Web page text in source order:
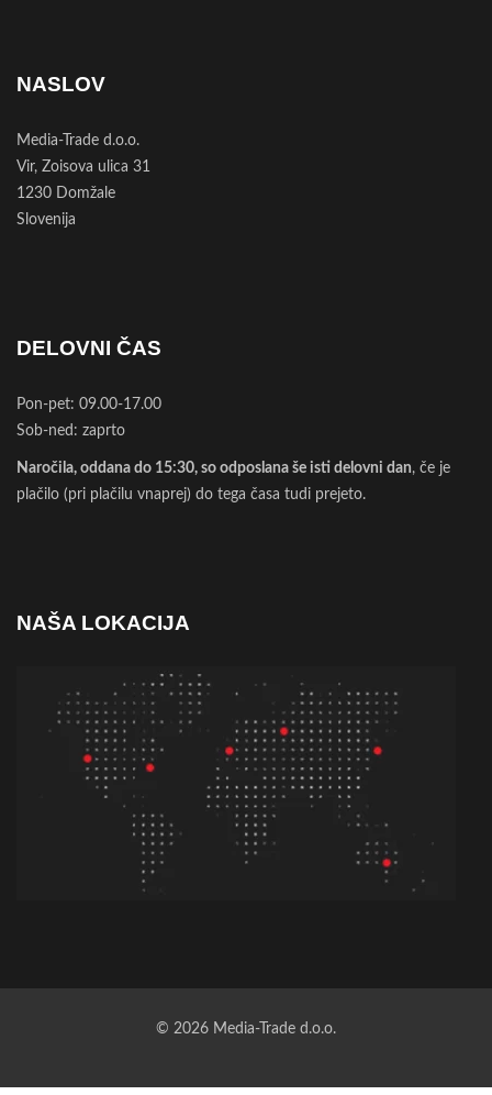
NASLOV
Media-Trade d.o.o.
Vir, Zoisova ulica 31
1230 Domžale
Slovenija
DELOVNI ČAS
Pon-pet: 09.00-17.00
Sob-ned: zaprto
Naročila, oddana do 15:30, so odposlana še isti delovni dan, če je
plačilo (pri plačilu vnaprej) do tega časa tudi prejeto.
NAŠA LOKACIJA
© 2026 Media-Trade d.o.o.